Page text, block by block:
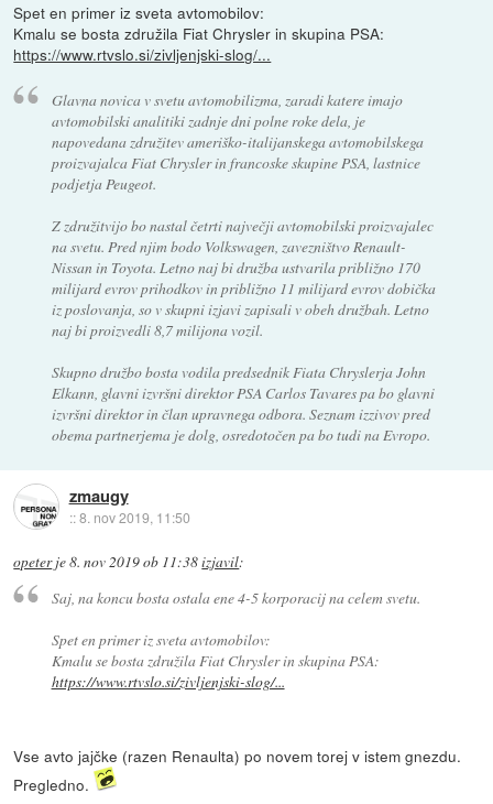
Spet en primer iz sveta avtomobilov:
Kmalu se bosta združila Fiat Chrysler in skupina PSA:
https://www.rtvslo.si/zivljenjski-slog/...
Glavna novica v svetu avtomobilizma, zaradi katere imajo
avtomobilski analitiki zadnje dni polne roke dela, je
napovedana združitev ameriško-italijanskega avtomobilskega
proizvajalca Fiat Chrysler in francoske skupine PSA, lastnice
podjetja Peugeot.
Z združitvijo bo nastal četrti največji avtomobilski proizvajalec
na svetu. Pred njim bodo Volkswagen, zavezništvo Renault-
Nissan in Toyota. Letno naj bi družba ustvarila približno 170
milijard evrov prihodkov in približno 11 milijard evrov dobička
iz poslovanja, so v skupni izjavi zapisali v obeh družbah. Letno
naj bi proizvedli 8,7 milijona vozil.
Skupno družbo bosta vodila predsednik Fiata Chryslerja John
Elkann, glavni izvršni direktor PSA Carlos Tavares pa bo glavni
izvršni direktor in član upravnega odbora. Seznam izzivov pred
obema partnerjema je dolg, osredotočen pa bo tudi na Evropo.
zmaugy
::8. nov 2019, 11:50
opeterje8. nov 2019 ob 11:38izjavil:
Saj, na koncu bosta ostala ene 4-5 korporacij na celem svetu.
Spet en primer iz sveta avtomobilov:
Kmalu se bosta združila Fiat Chrysler in skupina PSA:
https://www.rtvslo.si/zivljenjski-slog/...
Vse avto jajčke (razen Renaulta) po novem torej v istem gnezdu.
Pregledno.